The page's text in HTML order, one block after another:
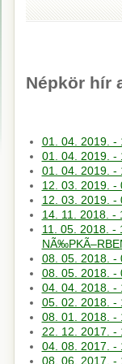
Népkör hír
01. 04. 2019. -
01. 04. 2019. -
01. 04. 2019.
12. 03. 2019.
12. 03. 2019.
14. 11. 2018.
11. 05. 2018. -
08. 05. 2018. -
08. 05. 2018. -
04. 04. 2018.
05. 02. 2018. -
08. 01. 2018.
22. 12. 2017.
04. 08. 2017. -
08. 06. 2017. -